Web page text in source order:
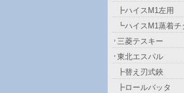
┣ハイスM1左用
┗ハイスM1蒸着チ
三菱テスキー
東北エスパル
┣替え刃式鋏
┣ロールバッタ